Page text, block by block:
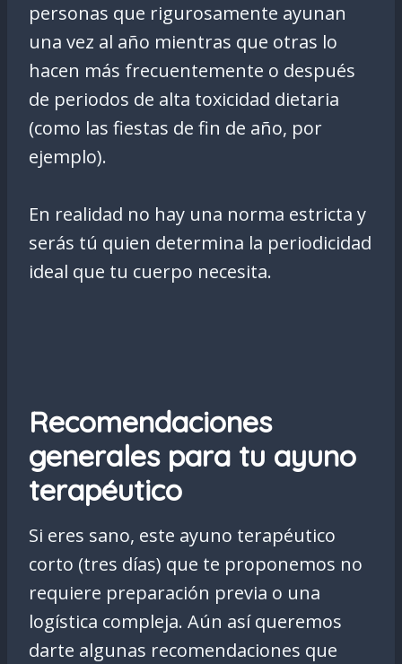
personas que rigurosamente ayunan
una vez al año mientras que otras lo
hacen más frecuentemente o después
de periodos de alta toxicidad dietaria
(como las fiestas de fin de año, por
ejemplo).
En realidad no hay una norma estricta y
serás tú quien determina la periodicidad
ideal que tu cuerpo necesita.
Recomendaciones
generales para tu ayuno
terapéutico
Si eres sano, este ayuno terapéutico
corto (tres días) que te proponemos no
requiere preparación previa o una
logística compleja. Aún así queremos
darte algunas recomendaciones que